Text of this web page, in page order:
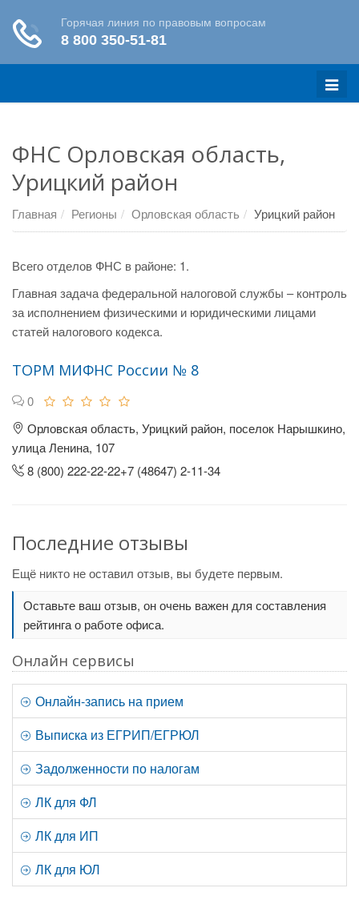
Меню
ФНС Орловская область,
Урицкий район
Главная Регионы Орловская область Урицкий район
Всего отделов ФНС в районе: 1.
Главная задача федеральной налоговой службы – контроль
за исполнением физическими и юридическими лицами
статей налогового кодекса.
ТОРМ МИФНС России № 8
0
Орловская область, Урицкий район, поселок Нарышкино,
улица Ленина, 107
8 (800) 222-22-22+7 (48647) 2-11-34
Последние отзывы
Ещё никто не оставил отзыв, вы будете первым.
Оставьте ваш отзыв, он очень важен для составления
рейтинга о работе офиса.
Онлайн сервисы
Онлайн-запись на прием
Выписка из ЕГРИП/ЕГРЮЛ
Задолженности по налогам
ЛК для ФЛ
ЛК для ИП
ЛК для ЮЛ